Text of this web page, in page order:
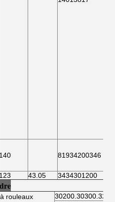
140 81934200346
123 43.05 3434301200
rouleaux